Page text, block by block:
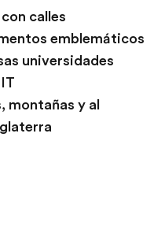
calles
emblemáticos
universidades
montañas y al